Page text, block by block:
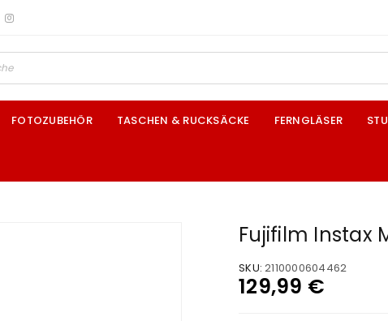
FOTOZUBEHÖR TASCHEN & RUCKSÄCKE FERNGLÄSER
Fujifilm Instax
SKU: 2110000604462
129,99 €